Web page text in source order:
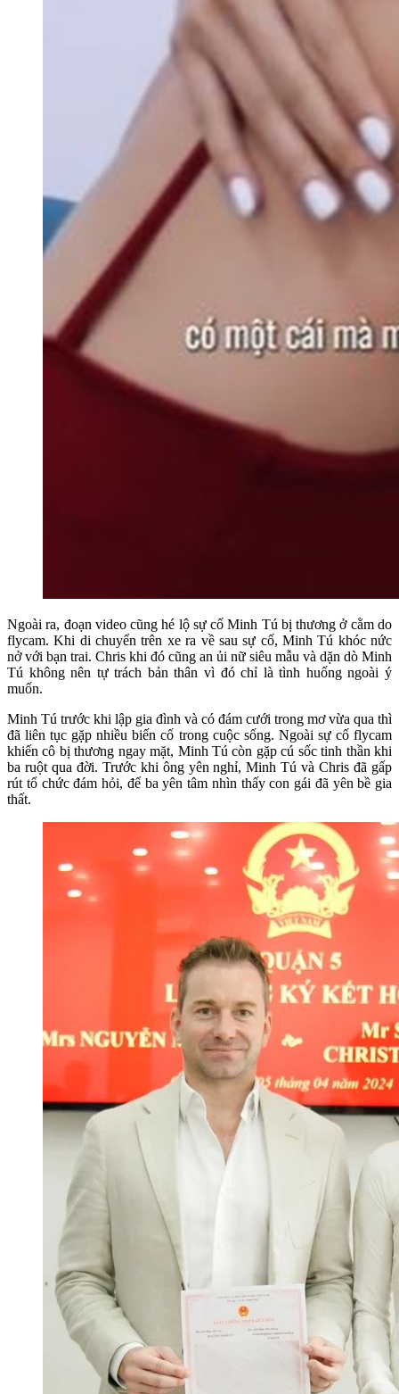
Ngoài ra, đoạn video cũng hé lộ sự cố Minh Tú bị thương ở cằm do
flycam. Khi di chuyển trên xe ra về sau sự cố, Minh Tú khóc nức
nở với bạn trai. Chris khi đó cũng an ủi nữ siêu mẫu và dặn dò Minh
Tú không nên tự trách bản thân vì đó chỉ là tình huống ngoài ý
muốn.
Minh Tú trước khi lập gia đình và có đám cưới trong mơ vừa qua thì
đã liên tục gặp nhiều biến cố trong cuộc sống. Ngoài sự cố flycam
khiến cô bị thương ngay mặt, Minh Tú còn gặp cú sốc tinh thần khi
ba ruột qua đời. Trước khi ông yên nghỉ, Minh Tú và Chris đã gấp
rút tổ chức đám hỏi, để ba yên tâm nhìn thấy con gái đã yên bề gia
thất.